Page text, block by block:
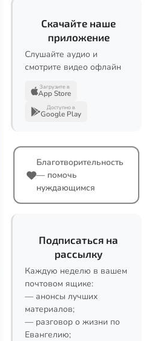
Скачайте наше
приложение
Слушайте аудио и
смотрите видео офлайн
Загрузите в
App Store
Доступно в
Google Play
Благотворительность
— помочь
нуждающимся
Подписаться на
рассылку
Каждую неделю в вашем
почтовом ящике:
— анонсы лучших
материалов;
— разговор о жизни по
Евангелию;